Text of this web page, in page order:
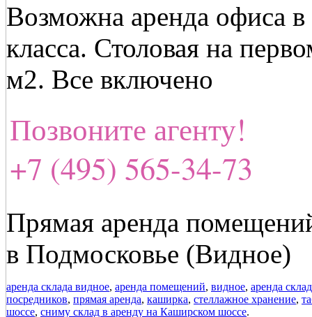
Возможна аренда офиса в
класса. Столовая на
м2. Все включено
Позвоните агенту!
+7 (495) 565-34-73
Прямая аренда
в Подмосковье (Видное)
аренда склада видное, аренда помещений, видное, аренда
посредников, прямая аренда, каширка, стеллажное хранение,
шоссе, сниму склад в аренду на Каширском шоссе.